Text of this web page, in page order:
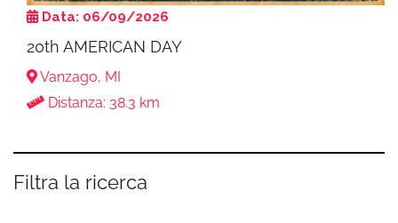
Data: 06/09/2026
20th AMERICAN DAY
Vanzago, MI
Distanza: 38.3 km
Filtra la ricerca